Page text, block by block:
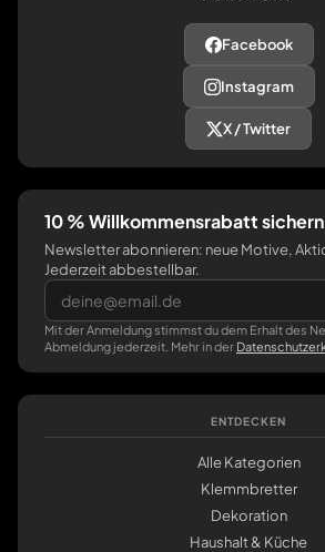
Facebook
Instagram
X / Twitter
10 % Willkommensrabatt sichern
Newsletter abonnieren: neue Motive,
Jederzeit abbestellbar.
Mit der Anmeldung stimmst du dem Erhalt des
Abmeldung jederzeit. Mehr in der
ENTDECKEN
Alle Kategorien
Klemmbretter
Dekoration
Haushalt & Küche